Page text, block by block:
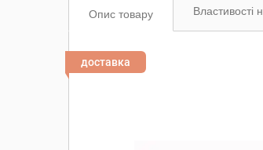
Опис товару Властивості
доставка